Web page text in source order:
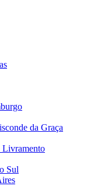
da Graça
Livramento
Sul